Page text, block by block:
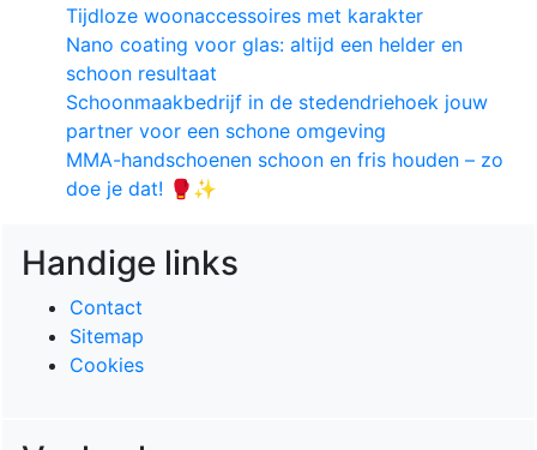
Tijdloze woonaccessoires met karakter
Nano coating voor glas: altijd een helder en
schoon resultaat
Schoonmaakbedrijf in de stedendriehoek jouw
partner voor een schone omgeving
MMA-handschoenen schoon en fris houden – zo
doe je dat! 🥊✨
Handige links
Contact
Sitemap
Cookies